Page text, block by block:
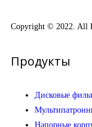
Copyright © 2022. All
Продукты
Дисковые
Напорные